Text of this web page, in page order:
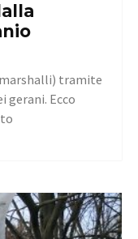
tramite
gerani. Ecco